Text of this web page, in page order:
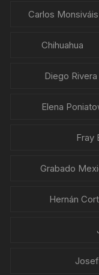
Carlos Monsiváis
Chihuahua
Diego Rivera
Elena
Fray
Grabado
Hernán